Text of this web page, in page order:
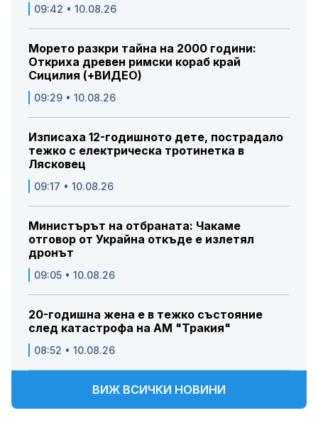
09:42 • 10.08.26
Морето разкри тайна на 2000 години:
Откриха древен римски кораб край
Сицилия (+ВИДЕО)
09:29 • 10.08.26
Изписаха 12-годишното дете, пострадало
тежко с електрическа тротинетка в
Лясковец
09:17 • 10.08.26
Министърът на отбраната: Чакаме
отговор от Украйна откъде е излетял
дронът
09:05 • 10.08.26
20-годишна жена е в тежко състояние
след катастрофа на АМ "Тракия"
08:52 • 10.08.26
ВИЖ ВСИЧКИ НОВИНИ